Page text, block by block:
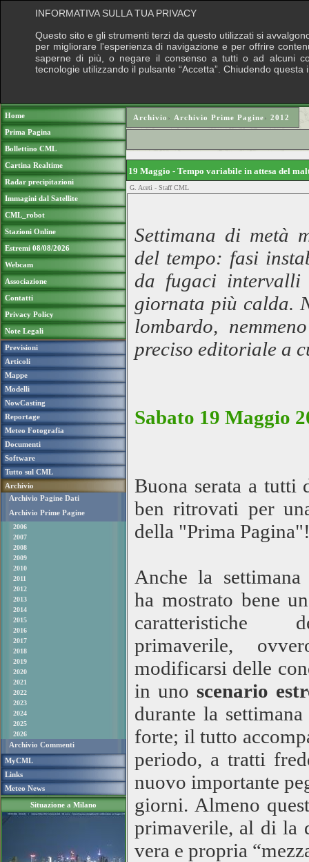
Home
Prima Pagina
Bollettino CML
Cartina Realtime
Radar precipitazioni
Immagini dal Satellite
CML_robot
Stazioni Online
Estremi 08/08/2026
Webcam
Associazione
Contatti
Privacy Policy
Note Legali
Previsioni
Articoli
Mappe
Modelli
NowCasting
Reportage
Meteo Fotografia
Documenti
Software
Tutto sul CML
Archivio
Archivio Pagine Dati
Archivio Prime Pagine
2006
2007
2008
2009
2010
2011
2012
2013
2014
2015
2016
2017
2018
2019
2020
2021
2022
2023
2024
2025
2026
Archivio Commenti
MyCML
Links
Meteo News
Situazione a Milano
Archivio › Archivio Prime Pagine› 2012
19 Maggio - Tempo variabile in attesa del
G. Aceti - Staff CML
Settimana di metà
del tempo: fasi
da fugaci intervalli
giornata più calda.
lombardo,
preciso editoriale a
Sabato 19 Maggio
Buona serata a tutti
ben ritrovati per
della "Prima
Anche la settimana
ha mostrato bene
caratteristiche
primaverile,
modificarsi delle
in uno scenario
durante la
forte; il tutto
periodo, a tratti
nuovo importante
giorni. Almeno
primaverile, al di la
vera e propria
INFORMATIVA SULLA TUA PRIVACY
Questo sito e gli strumenti terzi da questo utilizzati si
per migliorare l'esperienza di navigazione e per offrire
saperne di più, o negare il consenso a tutti o ad alcuni
tecnologie utilizzando il pulsante “Accetta”. Chiudendo